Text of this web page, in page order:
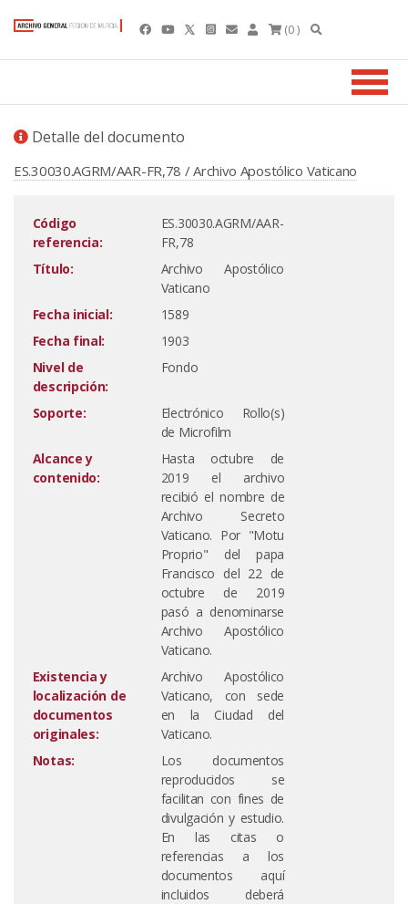
(0 )
Detalle del documento
ES.30030.AGRM/AAR-FR,78 / Archivo Apostólico Vaticano
Código
referencia:
ES.30030.AGRM/AAR-
FR,78
Título:
Archivo Apostólico
Vaticano
Fecha inicial:
1589
Fecha final:
1903
Nivel de
descripción:
Fondo
Soporte:
Electrónico Rollo(s)
de Microfilm
Alcance y
contenido:
Hasta octubre de
2019 el archivo
recibió el nombre de
Archivo Secreto
Vaticano. Por "Motu
Proprio" del papa
Francisco del 22 de
octubre de 2019
pasó a denominarse
Archivo Apostólico
Vaticano.
Existencia y
localización de
documentos
originales:
Archivo Apostólico
Vaticano, con sede
en la Ciudad del
Vaticano.
Notas:
Los documentos
reproducidos se
facilitan con fines de
divulgación y estudio.
En las citas o
referencias a los
documentos aquí
incluidos deberá